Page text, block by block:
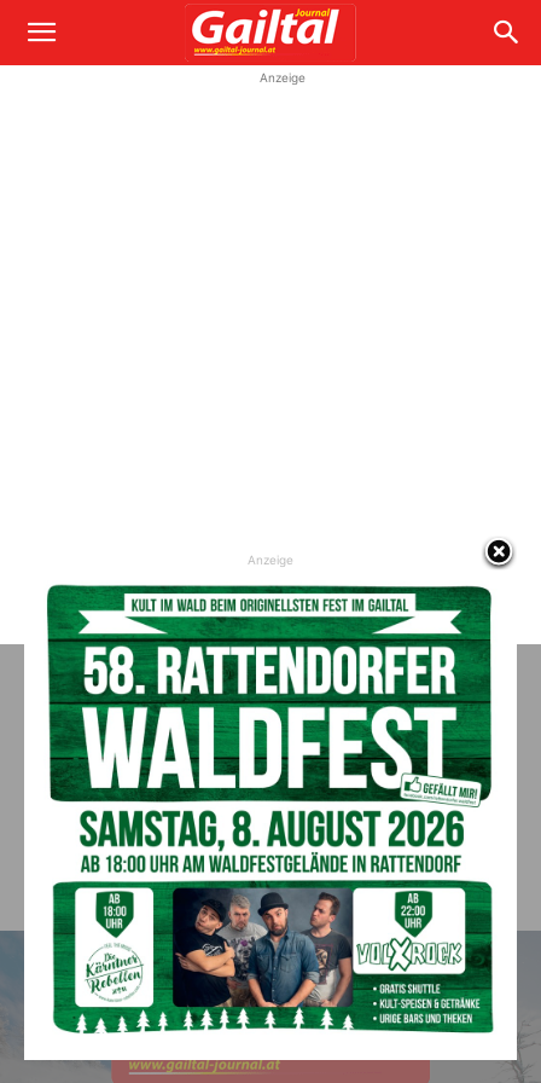
Anzeige
Home Ausgabe
AUSGABE
Aktuell Ausbildung Jobbörse Leute Politik Sport
Keine Beiträge zum Anzeigen
Anzeige